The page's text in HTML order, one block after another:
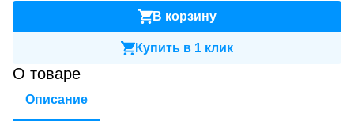
В корзину
Купить в 1 клик
О товаре
Описание